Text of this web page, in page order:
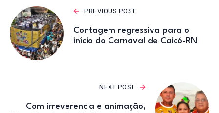
p
p
o
o
k
PREVIOUS POST
Contagem regressiva para o
início do Carnaval de Caicó-RN
NEXT POST
Com irreverencia e animação,